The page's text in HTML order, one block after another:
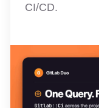
CI/CD.